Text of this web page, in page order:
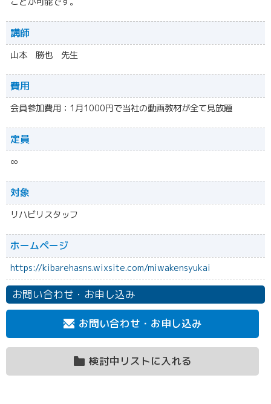
講師
山本 勝也 先生
費用
会員参加費用：1月1000円で当社の動画教材が全て見放題
定員
∞
対象
リハビリスタッフ
ホームページ
https://kibarehasns.wixsite.com/miwakensyukai
お問い合わせ・お申し込み
お問い合わせ・お申し込み
検討中リストに入れる